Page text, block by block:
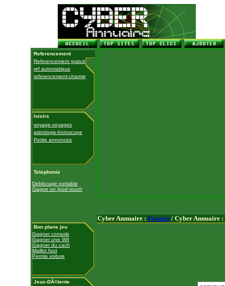
Referencement
Referencement gratuit
ref automatique
referencement-charme
loisirs
voyage-voyages
astrologie-horoscope
Petite annonces
Telephonie
Deblocage portable
Gagne un Ipod touch
Bon plans jeu
Gagner console
Gagner une WII
Gagner du cach
Maillot foot
Permis voiture
Jeux-DÃ©tente
Cyber Annuaire : Favoris / Cyber Annuaire :